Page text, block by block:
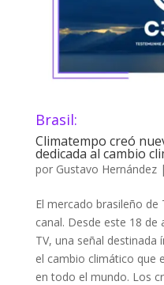
Brasil:
Climatempo creó
dedicada al cambio
por Gustavo Hernández|
El mercado brasileño de
canal. Desde este 18
TV, una señal
el cambio climático que
en todo el mundo. Los